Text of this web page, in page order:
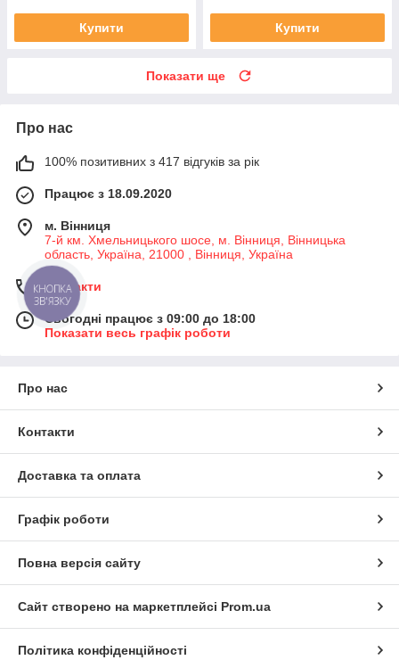
Купити Купити
Показати ще
Про нас
100% позитивних з 417 відгуків за рік
Працює з 18.09.2020
м. Вінниця
7-й км. Хмельницького шосе, м. Вінниця, Вінницька
область, Україна, 21000 , Вінниця, Україна
Контакти
Сьогодні працює з 09:00 до 18:00
Показати весь графік роботи
Про нас
Контакти
Доставка та оплата
Графік роботи
Повна версія сайту
Сайт створено на маркетплейсі Prom.ua
Політика конфіденційності